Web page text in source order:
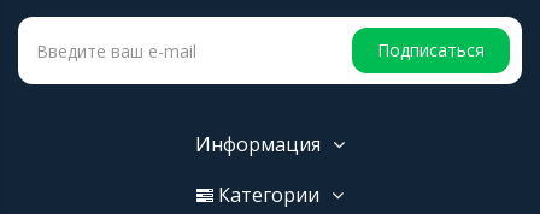
Подписаться
Информация
Категории